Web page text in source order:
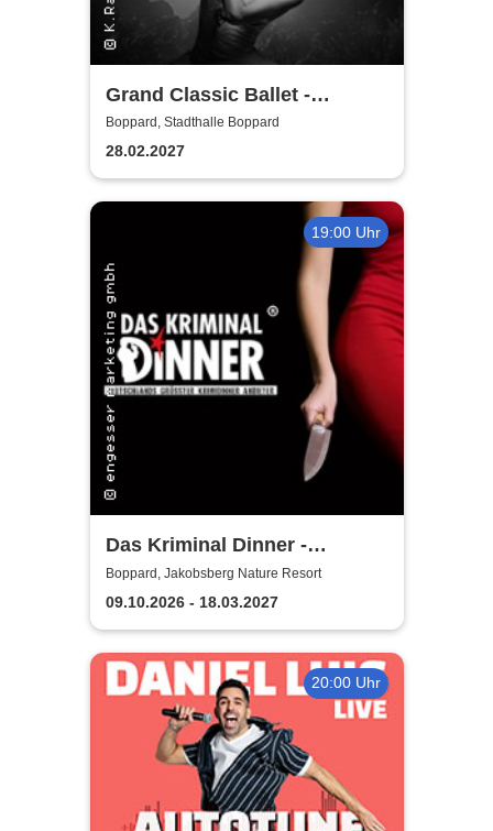
Grand Classic Ballet -
Schwanensee - Jenseits der
Bühne mit live Streichquartett
Boppard, Stadthalle Boppard
28.02.2027
19:00 Uhr
Das Kriminal Dinner -
Sherlock Holmes
Boppard, Jakobsberg Nature Resort
09.10.2026 - 18.03.2027
20:00 Uhr